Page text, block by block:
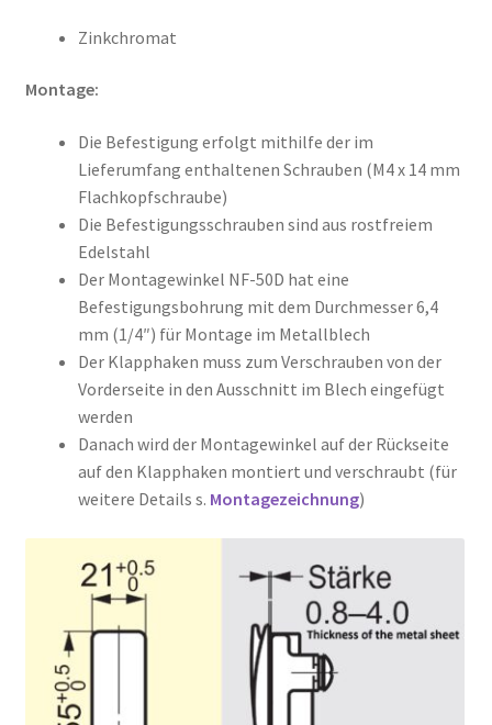
Zinkchromat
Montage:
Die Befestigung erfolgt mithilfe der im
Lieferumfang enthaltenen Schrauben (M4 x 14 mm
Flachkopfschraube)
Die Befestigungsschrauben sind aus rostfreiem
Edelstahl
Der Montagewinkel NF-50D hat eine
Befestigungsbohrung mit dem Durchmesser 6,4
mm (1/4″) für Montage im Metallblech
Der Klapphaken muss zum Verschrauben von der
Vorderseite in den Ausschnitt im Blech eingefügt
werden
Danach wird der Montagewinkel auf der Rückseite
auf den Klapphaken montiert und verschraubt (für
weitere Details s. Montagezeichnung)